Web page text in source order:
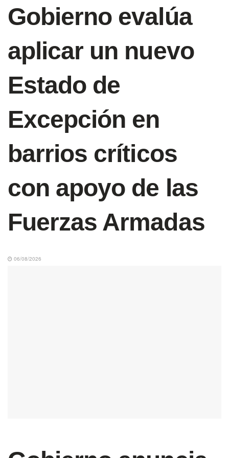
Gobierno evalúa
aplicar un nuevo
Estado de
Excepción en
barrios críticos
con apoyo de las
Fuerzas Armadas
06/08/2026